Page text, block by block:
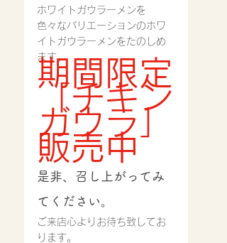
ホワイトガウラーメンを
色々なバリエーションのホワ
イトガウラーメンをたのしめ
ます。
期間限定
「チキン
ガウラ」
販売中
是非、召し上がってみ
てください。
ご来店心よりお待ち致してお
ります。